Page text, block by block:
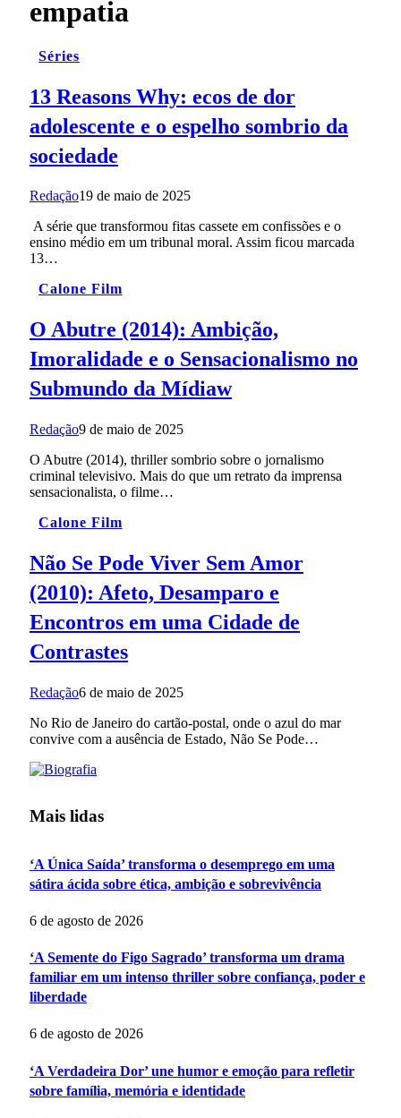
empatia
Séries
13 Reasons Why: ecos de dor
adolescente e o espelho sombrio da
sociedade
Redação19 de maio de 2025
A série que transformou fitas cassete em confissões e o
ensino médio em um tribunal moral. Assim ficou marcada
13…
Calone Film
O Abutre (2014): Ambição,
Imoralidade e o Sensacionalismo no
Submundo da Mídiaw
Redação9 de maio de 2025
O Abutre (2014), thriller sombrio sobre o jornalismo
criminal televisivo. Mais do que um retrato da imprensa
sensacionalista, o filme…
Calone Film
Não Se Pode Viver Sem Amor
(2010): Afeto, Desamparo e
Encontros em uma Cidade de
Contrastes
Redação6 de maio de 2025
No Rio de Janeiro do cartão-postal, onde o azul do mar
convive com a ausência de Estado, Não Se Pode…
Mais lidas
‘A Única Saída’ transforma o desemprego em uma
sátira ácida sobre ética, ambição e sobrevivência
6 de agosto de 2026
‘A Semente do Figo Sagrado’ transforma um drama
familiar em um intenso thriller sobre confiança, poder e
liberdade
6 de agosto de 2026
‘A Verdadeira Dor’ une humor e emoção para refletir
sobre família, memória e identidade